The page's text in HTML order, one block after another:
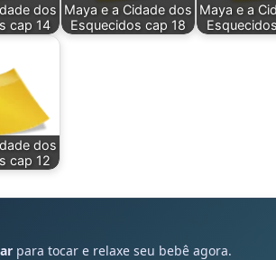
dos
cap 14
Maya e a Cidade dos
Esquecidos cap 18
Maya e a
dos
cap 12
para tocar e relaxe seu bebê agora.